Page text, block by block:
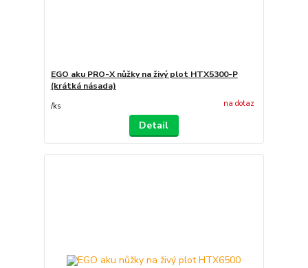
EGO aku PRO-X nůžky na živý plot HTX5300-P
(krátká násada)
/ks na dotaz
Detail